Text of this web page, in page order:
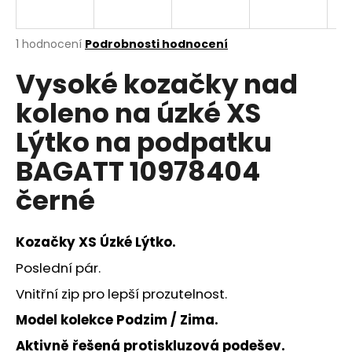
Průměrné
produktu
je
5,0
5
hvězdiček.
1 hodnocení Podrobnosti hodnocení
Vysoké kozačky nad
koleno na úzké XS
Lýtko na podpatku
BAGATT 10978404
černé
Kozačky XS Úzké Lýtko.
Poslední pár.
Vnitřní zip pro lepší prozutelnost.
Model kolekce Podzim / Zima.
Aktivně řešená protiskluzová podešev.
j
t
?
HLEDAT
D
o
p
o
r
u